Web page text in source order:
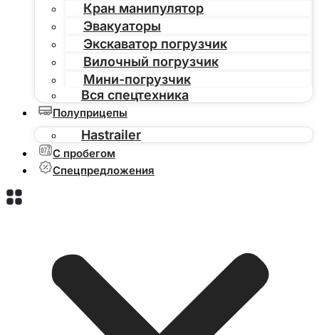
Кран манипулятор
Эвакуаторы
Экскаватор погрузчик
Вилочный погрузчик
Мини-погрузчик
Вся спецтехника
Полуприцепы
Hastrailer
С пробегом
Спецпредложения